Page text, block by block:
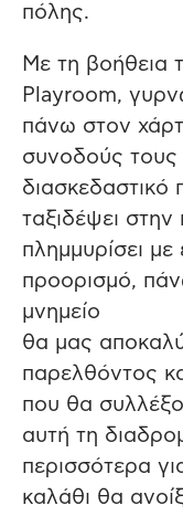
πόλης.
Με τη βοήθεια
Playroom,
πάνω στον
συνοδούς
διασκεδαστικό
ταξιδέψει
πλημμυρίσει
προορισμό,
μνημείο
θα μας
παρελθόντος
που θα
αυτή τη
περισσότερα
καλάθι θα